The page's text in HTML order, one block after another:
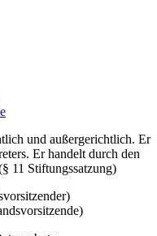
und außergerichtlich. Er
Er handelt durch den
11 Stiftungssatzung)